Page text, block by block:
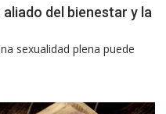
del bienestar y la
sexualidad plena puede